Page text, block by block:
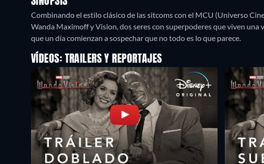
Combinando el estilo clásico de las sitcoms con el MCU (Universo
Wanda Maximoff y Vision, dos seres con superpoderes que viven una
que un día comienzan a sospechar que no todo es lo que parece.
VÍDEOS: TRAILERS Y REPORTAJES